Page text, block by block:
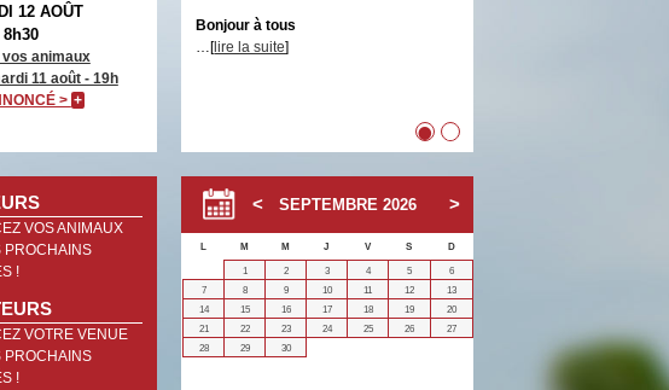
12 AOÛT
animaux
11 août - 19h
> +
Bonjour à tous
…[lire la suite]
••
VOS ANIMAUX
PROCHAINS
!
VOTRE VENUE
PROCHAINS
!
SEPTEMBRE 2026
L M M J V S
D
1
2 3 4 5
6
7
8 9 10 11 12
13
14
15 16 17 18 19
20
21
22 23 24 25 26
27
28
29 30